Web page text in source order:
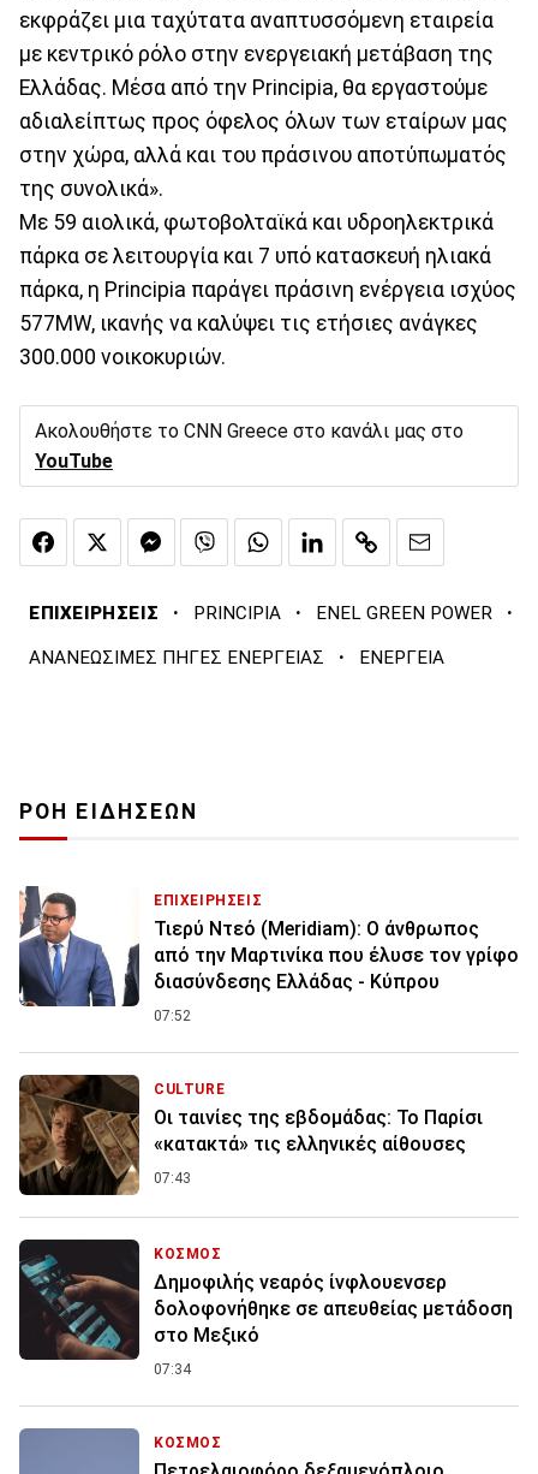
εκφράζει μια ταχύτατα αναπτυσσόμενη εταιρεία
με κεντρικό ρόλο στην ενεργειακή μετάβαση της
Ελλάδας. Μέσα από την Principia, θα εργαστούμε
αδιαλείπτως προς όφελος όλων των εταίρων μας
στην χώρα, αλλά και του πράσινου αποτύπωματός
της συνολικά».
Με 59 αιολικά, φωτοβολταϊκά και υδροηλεκτρικά
πάρκα σε λειτουργία και 7 υπό κατασκευή ηλιακά
πάρκα, η Principia παράγει πράσινη ενέργεια ισχύος
577MW, ικανής να καλύψει τις ετήσιες ανάγκες
300.000 νοικοκυριών.
Ακολουθήστε το CNN Greece στο κανάλι μας στο
YouTube
ΕΠΙΧΕΙΡΗΣΕΙΣ · PRINCIPIA · ENEL GREEN POWER ·
ΑΝΑΝΕΩΣΙΜΕΣ ΠΗΓΕΣ ΕΝΕΡΓΕΙΑΣ · ΕΝΕΡΓΕΙΑ
ΡΟΗ ΕΙΔΗΣΕΩΝ
ΕΠΙΧΕΙΡΗΣΕΙΣ
Τιερύ Ντεό (Meridiam): Ο άνθρωπος
από την Μαρτινίκα που έλυσε τον γρίφο
διασύνδεσης Ελλάδας - Κύπρου
07:52
CULTURE
Οι ταινίες της εβδομάδας: Το Παρίσι
«κατακτά» τις ελληνικές αίθουσες
07:43
ΚΟΣΜΟΣ
Δημοφιλής νεαρός ίνφλουενσερ
δολοφονήθηκε σε απευθείας μετάδοση
στο Μεξικό
07:34
ΚΟΣΜΟΣ